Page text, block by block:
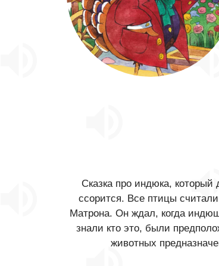
Сказка про индюка,
ссорится. Все птицы
Матрона. Он ждал, когда
знали кто это, были
животных